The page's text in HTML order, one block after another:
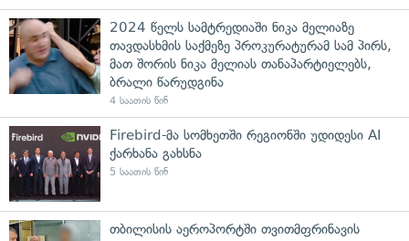
2024 წელს სამტრედიაში ნიკა მელიაზე
თავდასხმის საქმეზე პროკურატურამ სამ პირს,
მათ შორის ნიკა მელიას თანაპარტიელებს,
ბრალი წარუდგინა
4 საათის წინ
Firebird-მა სომხეთში რეგიონში უდიდესი AI
ქარხანა გახსნა
5 საათის წინ
თბილისის აეროპორტში თვითმფრინავის